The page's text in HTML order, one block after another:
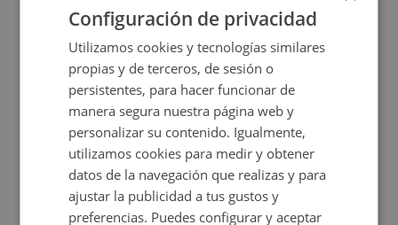
Nave Industrial en venta en CALLE
Configuración de privacidad
Utilizamos cookies y tecnologías similares
propias y de terceros, de sesión o
persistentes, para hacer funcionar de
manera segura nuestra página web y
personalizar su contenido. Igualmente,
utilizamos cookies para medir y obtener
datos de la navegación que realizas y para
ajustar la publicidad a tus gustos y
preferencias. Puedes configurar y aceptar